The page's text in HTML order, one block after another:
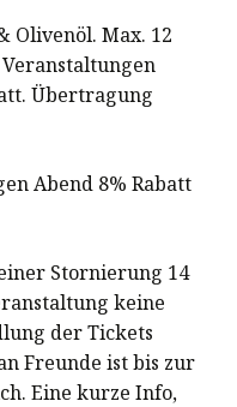
Olivenöl. Max. 12
Übertragung
Abend 8% Rabatt
Stornierung 14
keine
der Tickets
Freunde ist bis zur
Eine kurze Info,